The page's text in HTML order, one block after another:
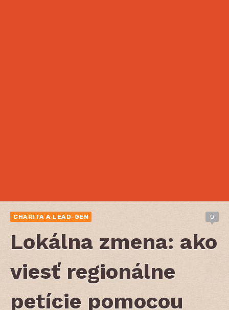
CHARITA A LEAD-GEN 0
Lokálna zmena: ako
viesť regionálne
petície pomocou